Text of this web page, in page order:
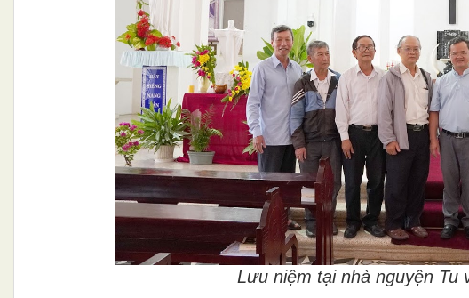
Lưu niệm tại nhà nguyện Tu